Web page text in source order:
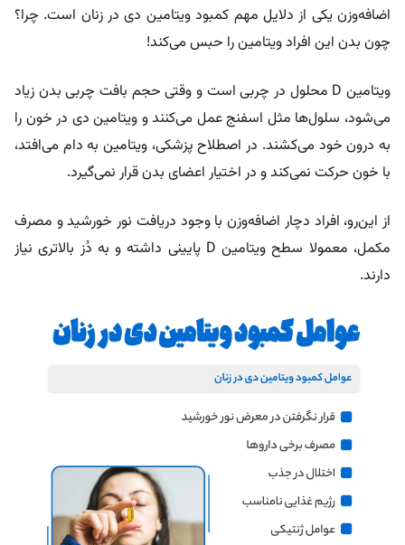
اضافه‌وزن یکی از دلایل مهم کمبود ویتامین دی در زنان است. چرا؟
چون بدن این افراد ویتامین را حبس می‌کند!
ویتامین D محلول در چربی است و وقتی حجم بافت چربی بدن زیاد
می‌شود، سلول‌ها مثل اسفنج عمل می‌کنند و ویتامین دی در خون را
به درون خود می‌کشند. در اصطلاح پزشکی، ویتامین به دام می‌افتد،
با خون حرکت نمی‌کند و در اختیار اعضای بدن قرار نمی‌گیرد.
از این‌رو، افراد دچار اضافه‌وزن با وجود دریافت نور خورشید و مصرف
مکمل، معمولا سطح ویتامین D پایینی داشته و به دُز بالاتری نیاز
دارند.